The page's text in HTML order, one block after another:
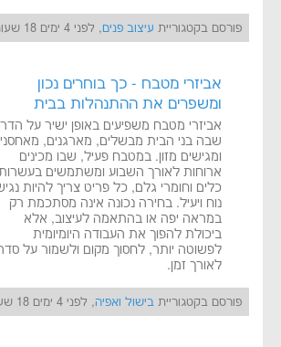
פורסם בקטגוריית עיצוב פנים, לפני 4 ימים 18 שעות
אביזרי מטבח - כך בוחרים נכון
ומשפרים את ההתנהלות בבית
אביזרי מטבח משפיעים באופן ישיר על
שבה בני הבית מבשלים, מארגנים,
ומגישים מזון. במטבח פעיל, שבו מכינים
ארוחות לאורך השבוע ומשתמשים
כלים וחומרי גלם, כל פריט צריך להיות
נוח ויעיל. בחירה נכונה אינה מסתכמת רק
במראה יפה או בהתאמה לעיצוב, אלא
ביכולת להפוך את העבודה היומיומית
לפשוטה יותר, לחסוך מקום ולשמור על
לאורך זמן.
פורסם בקטגוריית בישול ואפיה, לפני 4 ימים 18 שעות